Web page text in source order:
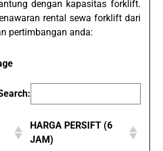
dengan kapasitas forklift.
rental sewa forklift dari
pertimbangan anda:
HARGA PERSIFT (6
JAM)